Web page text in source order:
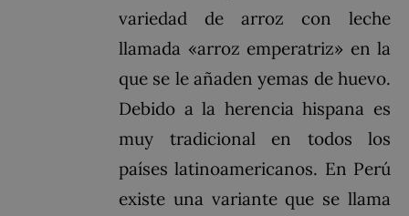
variedad de arroz con leche
llamada «arroz emperatriz» en la
que se le añaden yemas de huevo.
Debido a la herencia hispana es
muy tradicional en todos los
países latinoamericanos. En Perú
existe una variante que se llama